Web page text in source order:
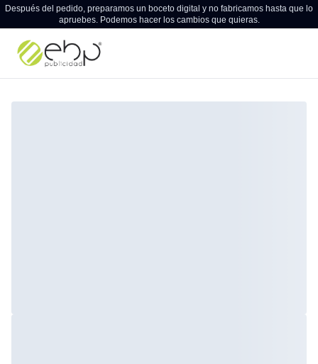
Después del pedido, preparamos un boceto digital y no fabricamos hasta que lo
apruebes. Podemos hacer los cambios que quieras.